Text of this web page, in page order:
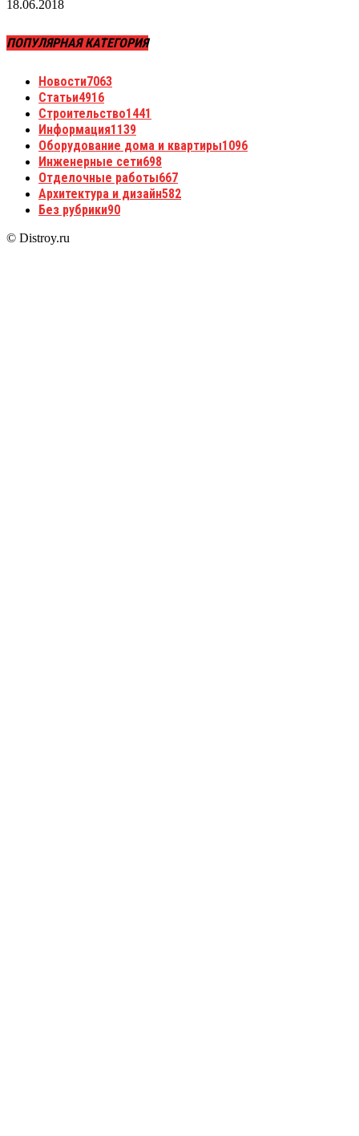
18.06.2018
ПОПУЛЯРНАЯ КАТЕГОРИЯ
Новости7063
Статьи4916
Строительство1441
Информация1139
Оборудование дома и квартиры1096
Инженерные сети698
Отделочные работы667
Архитектура и дизайн582
Без рубрики90
© Distroy.ru